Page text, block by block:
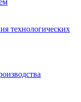
технологических